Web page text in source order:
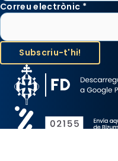
Correu electrònic *